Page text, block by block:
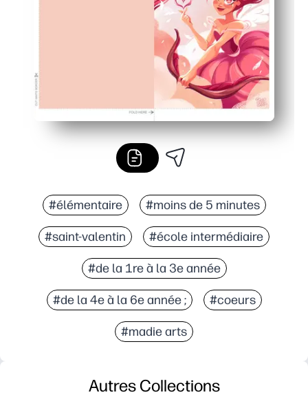
#élémentaire #moins de 5 minutes
#saint-valentin #école intermédiaire
#de la 1re à la 3e année
#de la 4e à la 6e année ; #coeurs
#madie arts
Autres Collections